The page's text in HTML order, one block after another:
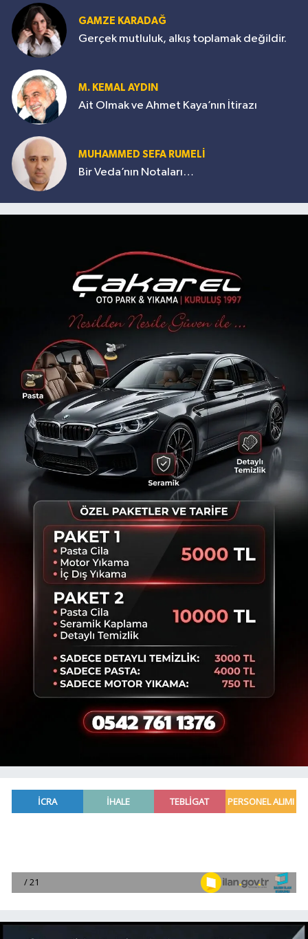
GAMZE KARADAĞ
Gerçek mutluluk, alkış toplamak değildir.
M. KEMAL AYDIN
Ait Olmak ve Ahmet Kaya’nın İtirazı
MUHAMMED SEFA RUMELİ
Bir Veda’nın Notaları…